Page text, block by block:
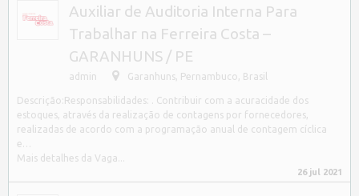
Auxiliar de Auditoria Interna Para
Trabalhar na Ferreira Costa –
GARANHUNS / PE
admin Garanhuns Pernambuco, Brasil
Descrição:Responsabilidades: . Contribuir com a acuracidade dos
estoques, através da realização de contagens por fornecedores,
realizadas de acordo com a programação anual de contagem cíclica
e…
Mais detalhes da Vaga...
26 jul 2021